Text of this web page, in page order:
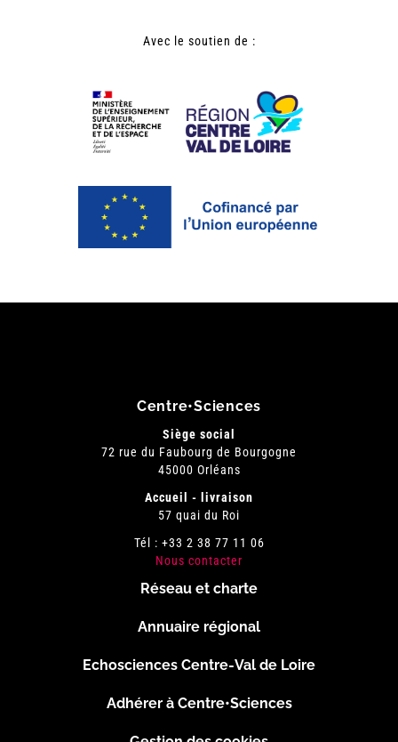
Avec le soutien de :
Centre•Sciences
Siège social
72 rue du Faubourg de Bourgogne
45000 Orléans
Accueil - livraison
57 quai du Roi
Tél : +33 2 38 77 11 06
Nous contacter
Réseau et charte
Annuaire régional
Echosciences Centre-Val de Loire
Adhérer à Centre•Sciences